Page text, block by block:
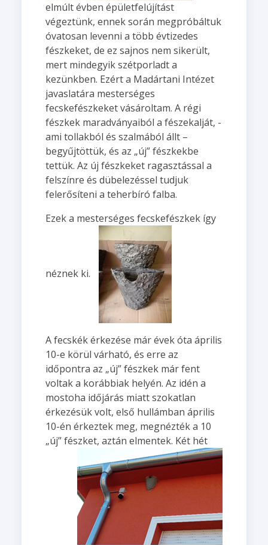
elmúlt évben épületfelújítást
végeztünk, ennek során megpróbáltuk
óvatosan levenni a több évtizedes
fészkeket, de ez sajnos nem sikerült,
mert mindegyik szétporladt a
kezünkben. Ezért a Madártani Intézet
javaslatára mesterséges
fecskefészkeket vásároltam. A régi
fészkek maradványaiból a fészekalját, -
ami tollakból és szalmából állt –
begyűjtöttük, és az „új” fészkekbe
tettük. Az új fészkeket ragasztással a
felszínre és dübelezéssel tudjuk
felerősíteni a teherbíró falba.
Ezek a mesterséges fecskefészkek így
néznek ki.
A fecskék érkezése már évek óta április
10-e körül várható, és erre az
időpontra az „új” fészkek már fent
voltak a korábbiak helyén. Az idén a
mostoha időjárás miatt szokatlan
érkezésük volt, első hullámban április
10-én érkeztek meg, megnézték a 10
„új” fészket, aztán elmentek. Két hét